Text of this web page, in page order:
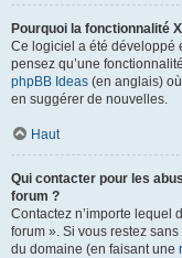
Pourquoi la fonctionnalité
Ce logiciel a été développé
pensez qu’une
phpBB Ideas (en anglais)
en suggérer de nouvelles.
Haut
Qui contacter pour les
forum ?
Contactez n’importe lequel
forum ». Si vous restez
du domaine (en faisant une